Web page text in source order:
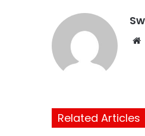
Related Articles